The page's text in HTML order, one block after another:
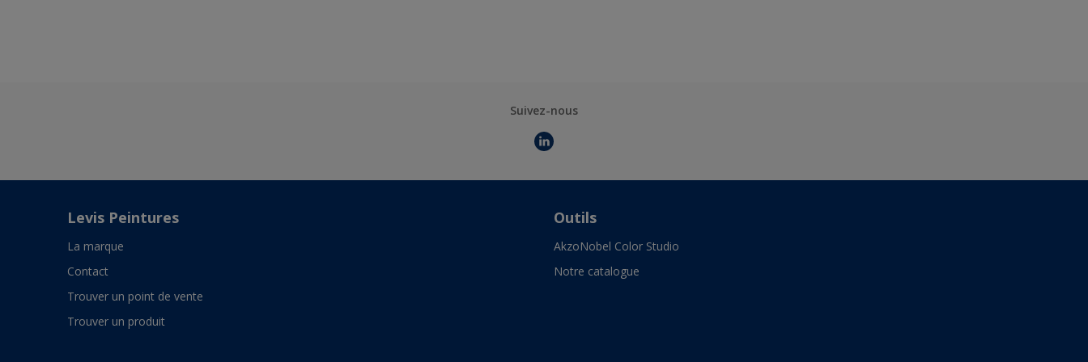
Suivez-nous
Levis Peintures
La marque
Contact
Trouver un point de vente
Trouver un produit
Outils
AkzoNobel Color Studio
Notre catalogue